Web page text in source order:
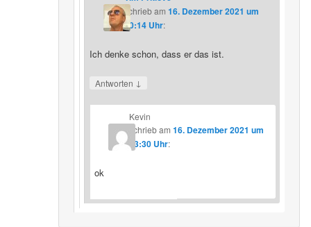
schriebam 16. Dezember 2021 um
20:14 Uhr:
Ich denke schon, dass er das ist.
Antworten ↓
Kevin
schriebam16. Dezember 2021 um
23:30 Uhr:
ok